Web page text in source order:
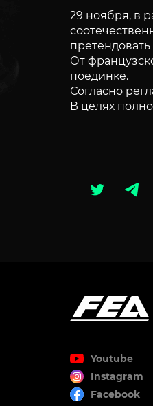
29 ноября, в
От
поединке.
Согласно
В целях
Youtube
Instagram
Facebook